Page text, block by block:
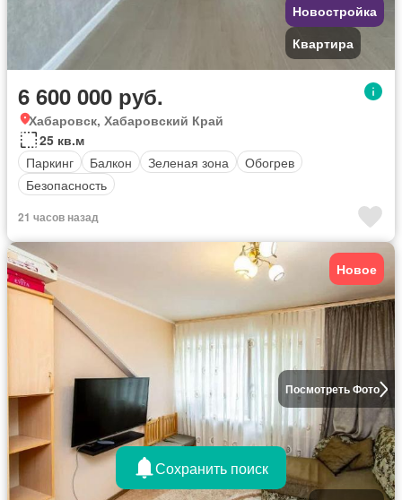
Новостройка
Квартира
6 600 000 руб.
Хабаровск, Хабаровский Край
25 кв.м
Паркинг
Балкон Зеленая зона
Обогрев
Безопасность
21 часов назад
Посмотреть Фото
Новое
Сохранить поиск